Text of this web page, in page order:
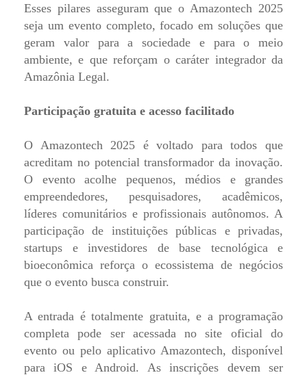
Esses pilares asseguram que o Amazontech 2025
seja um evento completo, focado em soluções que
geram valor para a sociedade e para o meio
ambiente, e que reforçam o caráter integrador da
Amazônia Legal.
Participação gratuita e acesso facilitado
O Amazontech 2025 é voltado para todos que
acreditam no potencial transformador da inovação.
O evento acolhe pequenos, médios e grandes
empreendedores, pesquisadores, acadêmicos,
líderes comunitários e profissionais autônomos. A
participação de instituições públicas e privadas,
startups e investidores de base tecnológica e
bioeconômica reforça o ecossistema de negócios
que o evento busca construir.
A entrada é totalmente gratuita, e a programação
completa pode ser acessada no site oficial do
evento ou pelo aplicativo Amazontech, disponível
para iOS e Android. As inscrições devem ser